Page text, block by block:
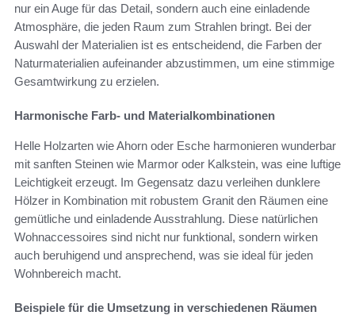
nur ein Auge für das Detail, sondern auch eine einladende
Atmosphäre, die jeden Raum zum Strahlen bringt. Bei der
Auswahl der Materialien ist es entscheidend, die Farben der
Naturmaterialien aufeinander abzustimmen, um eine stimmige
Gesamtwirkung zu erzielen.
Harmonische Farb- und Materialkombinationen
Helle Holzarten wie Ahorn oder Esche harmonieren wunderbar
mit sanften Steinen wie Marmor oder Kalkstein, was eine luftige
Leichtigkeit erzeugt. Im Gegensatz dazu verleihen dunklere
Hölzer in Kombination mit robustem Granit den Räumen eine
gemütliche und einladende Ausstrahlung. Diese natürlichen
Wohnaccessoires sind nicht nur funktional, sondern wirken
auch beruhigend und ansprechend, was sie ideal für jeden
Wohnbereich macht.
Beispiele für die Umsetzung in verschiedenen Räumen